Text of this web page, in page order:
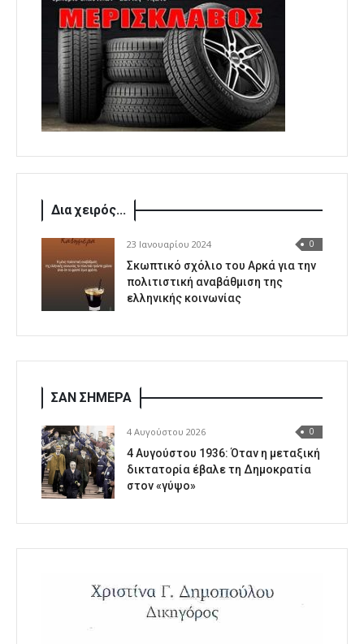
Δια χειρός...
23 Ιανουαρίου 2024 0
Σκωπτικό σχόλιο του Αρκά για την
πολιτιστική αναβάθμιση της
ελληνικής κοινωνίας
ΣΑΝ ΣΗΜΕΡΑ
4 Αυγούστου 2026 0
4 Αυγούστου 1936: Όταν η μεταξική
δικτατορία έβαλε τη Δημοκρατία
στον «γύψο»